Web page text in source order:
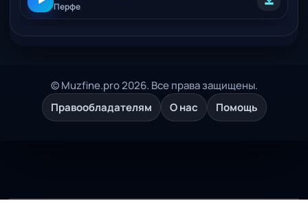
Перфе
© Muzfine.pro 2026. Все права защищены.
Правообладателям
О нас Помощь